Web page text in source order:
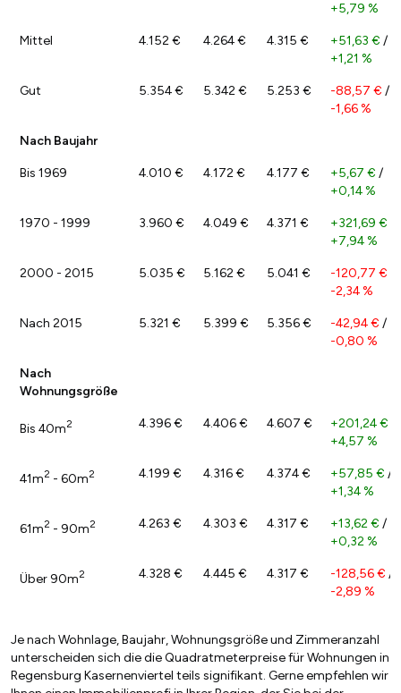
+5,79 %
Mittel 4.152 € 4.264 € 4.315 € +51,63 € /
+1,21 %
Gut 5.354 € 5.342 € 5.253 € -88,57 € /
-1,66 %
Nach Baujahr
Bis 1969 4.010 € 4.172 € 4.177 € +5,67 € /
+0,14 %
1970 - 1999 3.960 € 4.049 € 4.371 € +321,69 €
+7,94 %
2000 - 2015 5.035 € 5.162 € 5.041 € -120,77 €
-2,34 %
Nach 2015 5.321 € 5.399 € 5.356 € -42,94 € /
-0,80 %
Nach
Wohnungsgröße
Bis 40m2 4.396 € 4.406 € 4.607 € +201,24 €
+4,57 %
41m2 - 60m2 4.199 € 4.316 € 4.374 € +57,85 € /
+1,34 %
61m2 - 90m2 4.263 € 4.303 € 4.317 € +13,62 € /
+0,32 %
Über 90m2 4.328 € 4.445 € 4.317 € -128,56 € /
-2,89 %
Je nach Wohnlage, Baujahr, Wohnungsgröße und Zimmeranzahl
unterscheiden sich die die Quadratmeterpreise für Wohnungen in
Regensburg Kasernenviertel teils signifikant. Gerne empfehlen wir